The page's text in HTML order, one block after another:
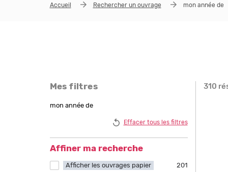
Accueil Rechercher un ouvrage mon année de
310
Mes filtres
mon année de
Effacer tous les filtres
Affiner ma recherche
Afficher les ouvrages papier 201
Apply Afficher les ouvrages papier filter